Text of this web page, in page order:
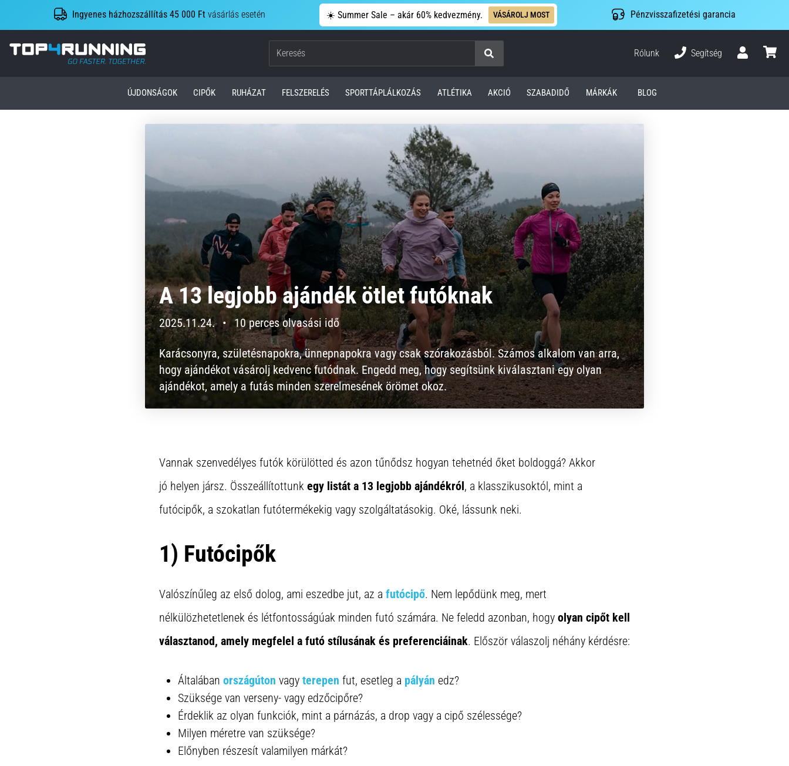
Ingyenes házhozszállítás 45 000 Ft vásárlás esetén ☀️ Summer Sale – akár 60% kedvezmény. VÁSÁROLJ MOST Pénzvisszafizetési garancia
Top4Running.hu
Keresés
Rólunk
Segítség
ÚJDONSÁGOK CIPŐK RUHÁZAT FELSZERELÉS SPORTTÁPLÁLKOZÁS ATLÉTIKA AKCIÓ SZABADIDŐ MÁRKÁK BLOG
A 13 legjobb ajándék ötlet futóknak
2025.11.24. • 10 perces olvasási idő
Karácsonyra, születésnapokra, ünnepnapokra vagy csak szórakozásból. Számos alkalom van arra,
hogy ajándékot vásárolj kedvenc futódnak. Engedd meg, hogy segítsünk kiválasztani egy olyan
ajándékot, amely a futás minden szerelmesének örömet okoz.
Vannak szenvedélyes futók körülötted és azon tűnődsz hogyan tehetnéd őket boldoggá? Akkor
jó helyen jársz. Összeállítottunk egy listát a 13 legjobb ajándékról, a klasszikusoktól, mint a
futócipők, a szokatlan futótermékekig vagy szolgáltatásokig. Oké, lássunk neki.
1) Futócipők
Valószínűleg az első dolog, ami eszedbe jut, az a futócipő. Nem lepődünk meg, mert
nélkülözhetetlenek és létfontosságúak minden futó számára. Ne feledd azonban, hogy olyan cipőt kell
választanod, amely megfelel a futó stílusának és preferenciáinak. Először válaszolj néhány kérdésre:
Általában országúton vagy terepen fut, esetleg a pályán edz?
Szüksége van verseny- vagy edzőcipőre?
Érdeklik az olyan funkciók, mint a párnázás, a drop vagy a cipő szélessége?
Milyen méretre van szüksége?
Előnyben részesít valamilyen márkát?